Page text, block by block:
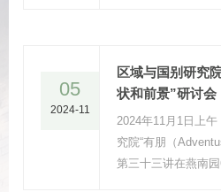
学院主席团帕格沃
尼基京（Александр
05
2024-11
区域与国别研究
状和前景”研讨会
2024年11月1日上
究院“有朋（
第三十三讲在燕南